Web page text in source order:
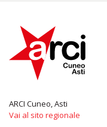
ARCI Cuneo, Asti
Vai al sito regionale